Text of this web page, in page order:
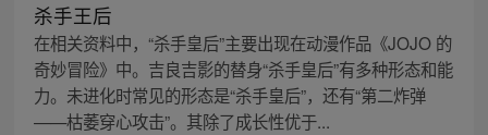
杀手王后
在相关资料中，“杀手皇后”主要出现在动漫作品《JOJO 的
奇妙冒险》中。吉良吉影的替身“杀手皇后”有多种形态和能
力。未进化时常见的形态是“杀手皇后”，还有“第二炸弹
——枯萎穿心攻击”。其除了成长性优于...